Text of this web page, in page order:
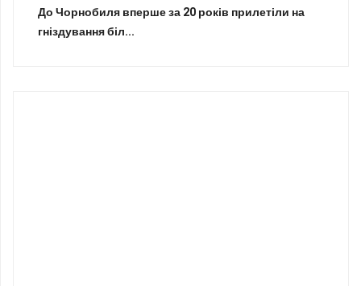
До Чорнобиля вперше за 20 років прилетіли на
гніздування біл...